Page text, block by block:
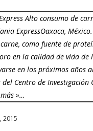
Alto consumo de
ExpressOaxaca,
como fuente de
en la calidad de vida de
en los próximos años
del Centro de Investigación
»…
2015